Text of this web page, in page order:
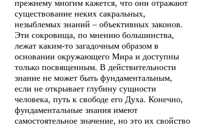
прежнему многим кажется, что они отражают
существование неких сакральных,
незыблемых знаний – объективных законов.
Эти сокровища, по мнению большинства,
лежат каким-то загадочным образом в
основании окружающего Мира и доступны
только посвященным. В действительности
знание не может быть фундаментальным,
если не открывает глубину сущности
человека, путь к свободе его Духа. Конечно,
фундаментальные знания имеют
самостоятельное значение, но это их свойство